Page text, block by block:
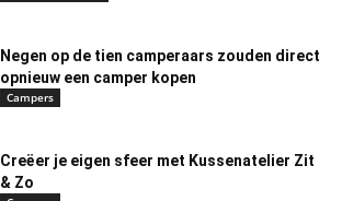
Negen op de tien camperaars zouden direct
opnieuw een camper kopen
Campers
Creëer je eigen sfeer met Kussenatelier Zit
& Zo